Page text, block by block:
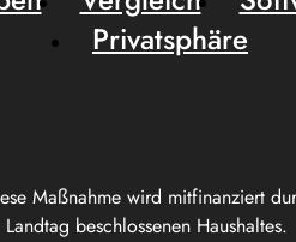
Maßnahme wird mitfinanziert
Landtag beschlossenen Haushaltes.
Privatsphäre